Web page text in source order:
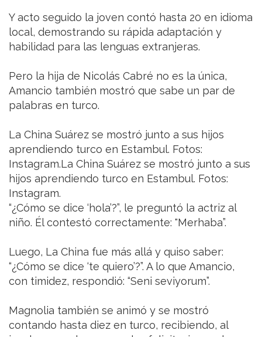
Y acto seguido la joven contó hasta 20 en idioma
local, demostrando su rápida adaptación y
habilidad para las lenguas extranjeras.
Pero la hija de Nicolás Cabré no es la única,
Amancio también mostró que sabe un par de
palabras en turco.
La China Suárez se mostró junto a sus hijos
aprendiendo turco en Estambul. Fotos:
Instagram.La China Suárez se mostró junto a sus
hijos aprendiendo turco en Estambul. Fotos:
Instagram.
“¿Cómo se dice ‘hola’?”, le preguntó la actriz al
niño. Él contestó correctamente: "Merhaba”.
Luego, La China fue más allá y quiso saber:
“¿Cómo se dice ‘te quiero’?”. A lo que Amancio,
con timidez, respondió: “Seni seviyorum”.
Magnolia también se animó y se mostró
contando hasta diez en turco, recibiendo, al